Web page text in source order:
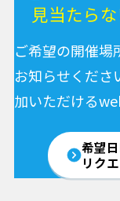
見当たら
ご希望の開催場
お知らせくださ
加いただける
希望
リク